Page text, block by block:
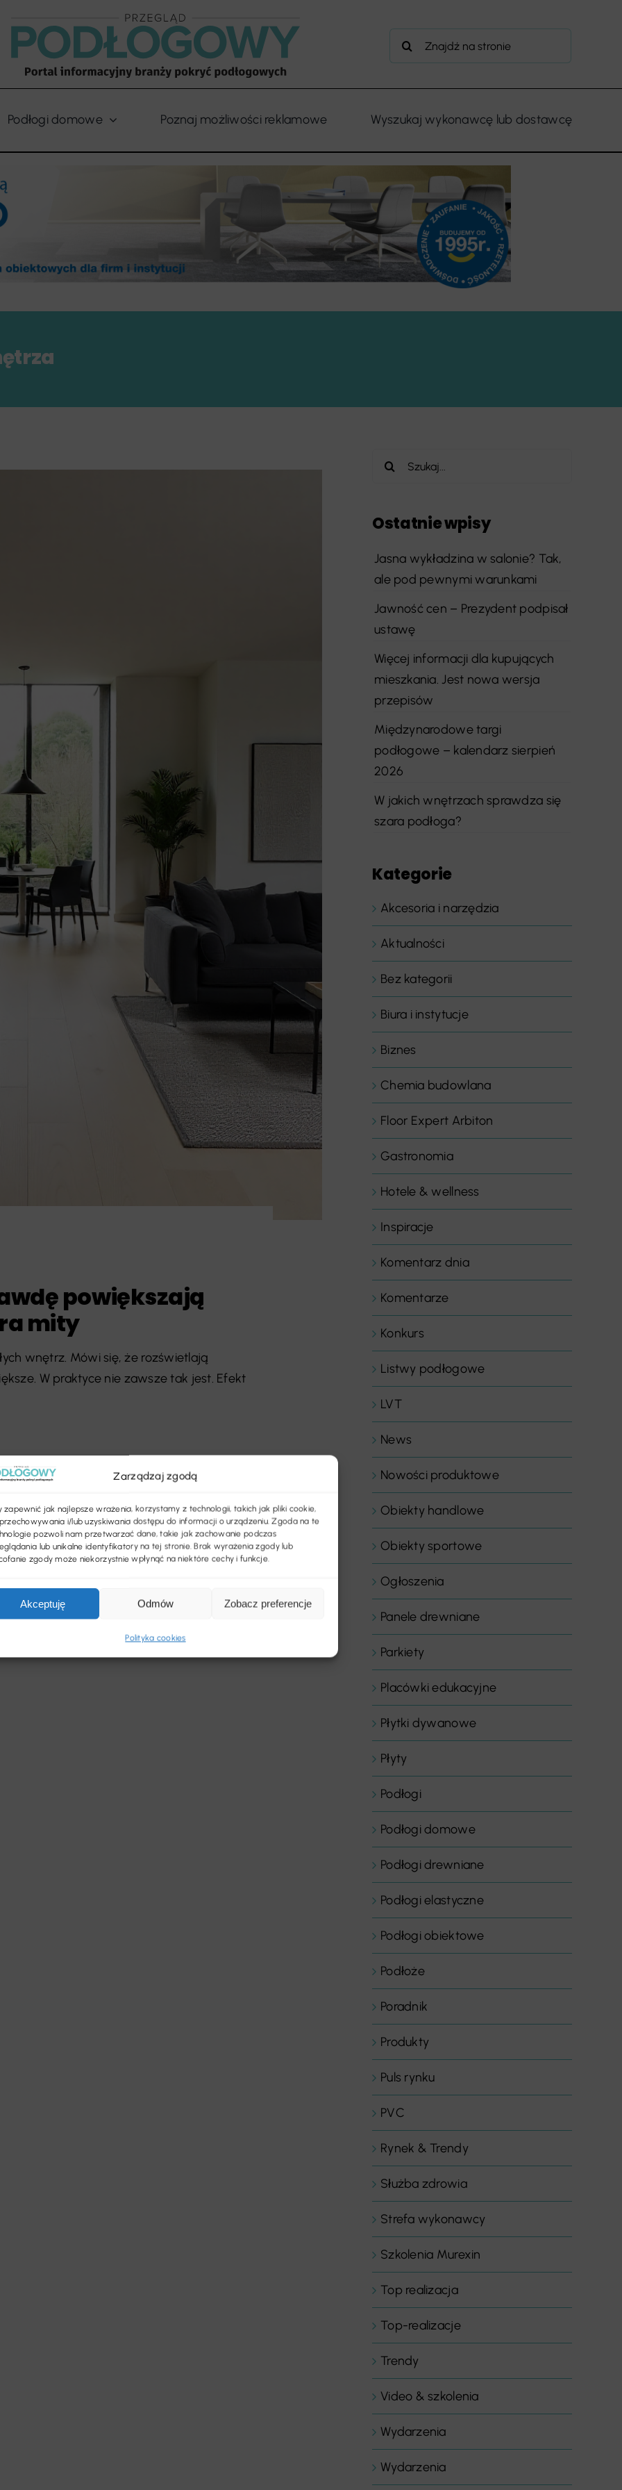
Zarządzaj zgodą
zapewnić jak najlepsze wrażenia, korzystamy z technologii, takich jak pliki cookie,
i/lub uzyskiwania dostępu do informacji o urządzeniu. Zgoda na te
pozwoli nam przetwarzać dane, takie jak zachowanie podczas
lub unikalne identyfikatory na tej stronie. Brak wyrażenia zgody lub
zgody może niekorzystnie wpłynąć na niektóre cechy i funkcje.
Akceptuję Odmów Zobacz preferencje
Polityka cookies
Szukaj
Podłogi domowe Poznaj możliwości reklamowe Wyszukaj wykonawcę lub dostawcę
powiększają
mity
wnętrz. Mówi się, że rozświetlają
W praktyce nie zawsze tak jest. Efekt
Szukaj
Ostatnie wpisy
Jasna wykładzina w salonie? Tak,
ale pod pewnymi warunkami
Jawność cen – Prezydent podpisał
ustawę
Więcej informacji dla kupujących
mieszkania. Jest nowa wersja
przepisów
Międzynarodowe targi
podłogowe – kalendarz sierpień
2026
W jakich wnętrzach sprawdza się
szara podłoga?
Kategorie
Akcesoria i narzędzia
Aktualności
Bez kategorii
Biura i instytucje
Biznes
Chemia budowlana
Floor Expert Arbiton
Gastronomia
Hotele & wellness
Inspiracje
Komentarz dnia
Komentarze
Konkurs
Listwy podłogowe
LVT
News
Nowości produktowe
Obiekty handlowe
Obiekty sportowe
Ogłoszenia
Panele drewniane
Parkiety
Placówki edukacyjne
Płytki dywanowe
Płyty
Podłogi
Podłogi domowe
Podłogi drewniane
Podłogi elastyczne
Podłogi obiektowe
Podłoże
Poradnik
Produkty
Puls rynku
PVC
Rynek & Trendy
Służba zdrowia
Strefa wykonawcy
Szkolenia Murexin
Top realizacja
Top-realizacje
Trendy
Video & szkolenia
Wydarzenia
Wydarzenia